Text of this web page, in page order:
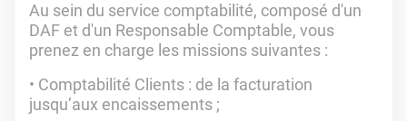
Au sein du service comptabilité, composé d'un
DAF et d'un Responsable Comptable, vous
prenez en charge les missions suivantes :
Comptabilité Clients : de la facturation
jusqu’aux encaissements ;